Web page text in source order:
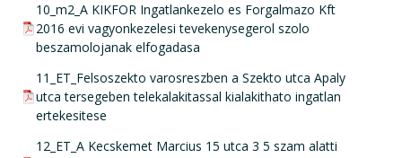
pdf csatolmány:
10_m2_A KIKFOR Ingatlankezelo es Forgalmazo Kft
2016 evi vagyonkezelesi tevekenysegerol szolo
beszamolojanak elfogadasa
pdf csatolmány:
11_ET_Felsoszekto varosreszben a Szekto utca Apaly
utca tersegeben telekalakitassal kialakithato ingatlan
ertekesitese
pdf csatolmány:
12_ET_A Kecskemet Marcius 15 utca 3 5 szam alatti